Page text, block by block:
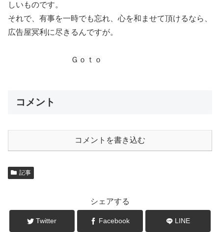
しいものです。
それで、有事を一時でも忘れ、心を和ませて頂けるなら、
広告屋冥利に尽きるんですが。
Ｇｏｔｏ
コメント
コメントを書き込む
記事
シェアする
Twitter Facebook LINE